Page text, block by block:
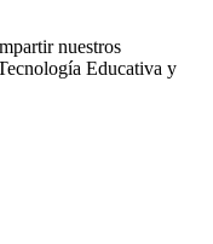
nuestros
Educativa y